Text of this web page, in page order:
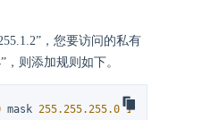
，您要访问的私有
，则添加规则如下。
mask 255.255.255.0 10.255